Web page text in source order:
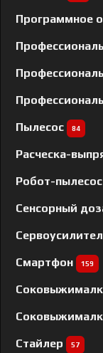
Программное
Пылесос 84
Расческа-
Робот-
Сенсорный
Смартфон 159
Стайлер 57